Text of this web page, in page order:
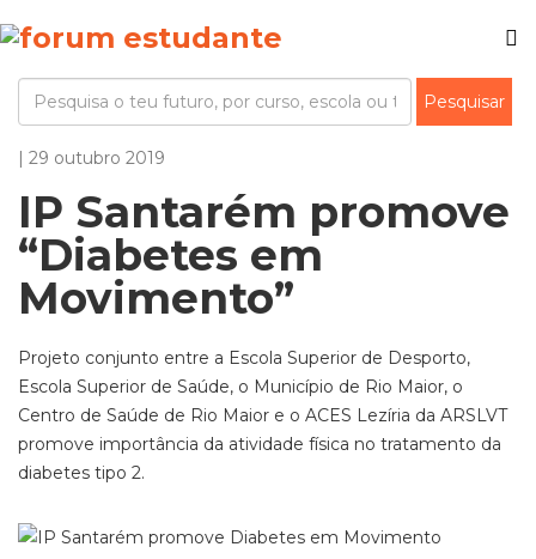
| 29 outubro 2019
IP Santarém promove
“Diabetes em
Movimento”
Projeto conjunto entre a Escola Superior de Desporto,
Escola Superior de Saúde, o Município de Rio Maior, o
Centro de Saúde de Rio Maior e o ACES Lezíria da ARSLVT
promove importância da atividade física no tratamento da
diabetes tipo 2.